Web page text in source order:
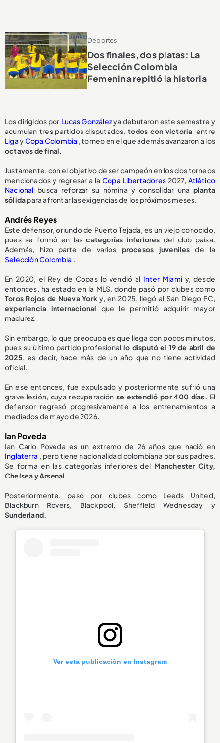
Deportes
Dos finales, dos platas: La
Selección Colombia
Femenina repitió la historia
Los dirigidos por Lucas Gonzálezya debutaron este semestre y
acumulan tres partidos disputados,todos con victoria, entre
LigayCopa Colombia , torneo en el que además avanzaron a los
octavos de final.
Justamente, con el objetivo de ser campeón en los dos torneos
mencionados y regresar a laCopa Libertadores 2027,Atlético
Nacional busca reforzar su nómina y consolidar una planta
sólidapara afrontar las exigencias de los próximos meses.
Andrés Reyes
Este defensor, oriundo de Puerto Tejada, es un viejo conocido,
pues se formó en lascategorías inferiores del club paisa.
Además, hizo parte de varios procesos juveniles de la
Selección Colombia .
En 2020, el Rey de Copas lo vendió al Inter Miamiy, desde
entonces, ha estado en la MLS, donde pasó por clubes como
Toros Rojos de Nueva York y, en 2025, llegó al San Diego FC,
experiencia internacionalque le permitió adquirir mayor
madurez.
Sin embargo, lo que preocupa es que llega con pocos minutos,
pues su último partido profesionallo disputó el 19 de abril de
2025, es decir, hace más de un año que no tiene actividad
oficial.
En ese entonces, fue expulsado y posteriormente sufrió una
grave lesión, cuya recuperación se extendió por 400 días. El
defensor regresó progresivamente a los entrenamientos a
mediados de mayo de 2026.
Ian Poveda
Ian Carlo Poveda es un extremo de 26 años que nació en
Inglaterra , pero tiene nacionalidad colombiana por sus padres.
Se forma en las categorías inferiores del Manchester City,
Chelsea y Arsenal.
Posteriormente, pasó por clubes como Leeds United,
Blackburn Rovers, Blackpool, Sheffield Wednesday y
Sunderland.
Ver esta publicación en Instagram